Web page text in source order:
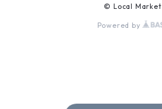
© Local Market
Powered by